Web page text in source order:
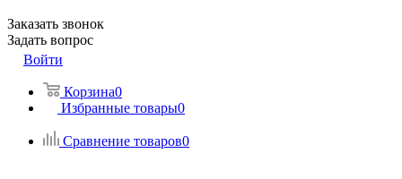
Заказать звонок
Задать вопрос
Войти
Корзина0
Избранные товары0
Сравнение товаров0